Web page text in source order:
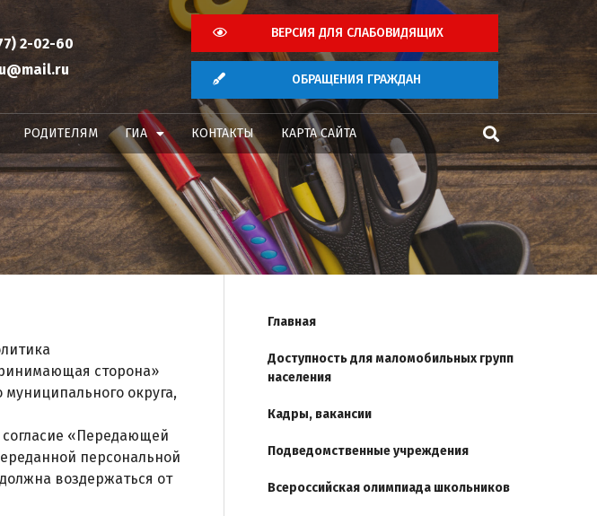
2-02-60
ВЕРСИЯ ДЛЯ СЛАБОВИДЯЩИХ
ОБРАЩЕНИЯ ГРАЖДАН
РОДИТЕЛЯМ ГИА КОНТАКТЫ КАРТА САЙТА
сторона»
округа,
«Передающей
персональной
воздержаться от
Главная
Доступность для маломобильных групп
населения
Кадры, вакансии
Подведомственные учреждения
Всероссийская олимпиада школьников